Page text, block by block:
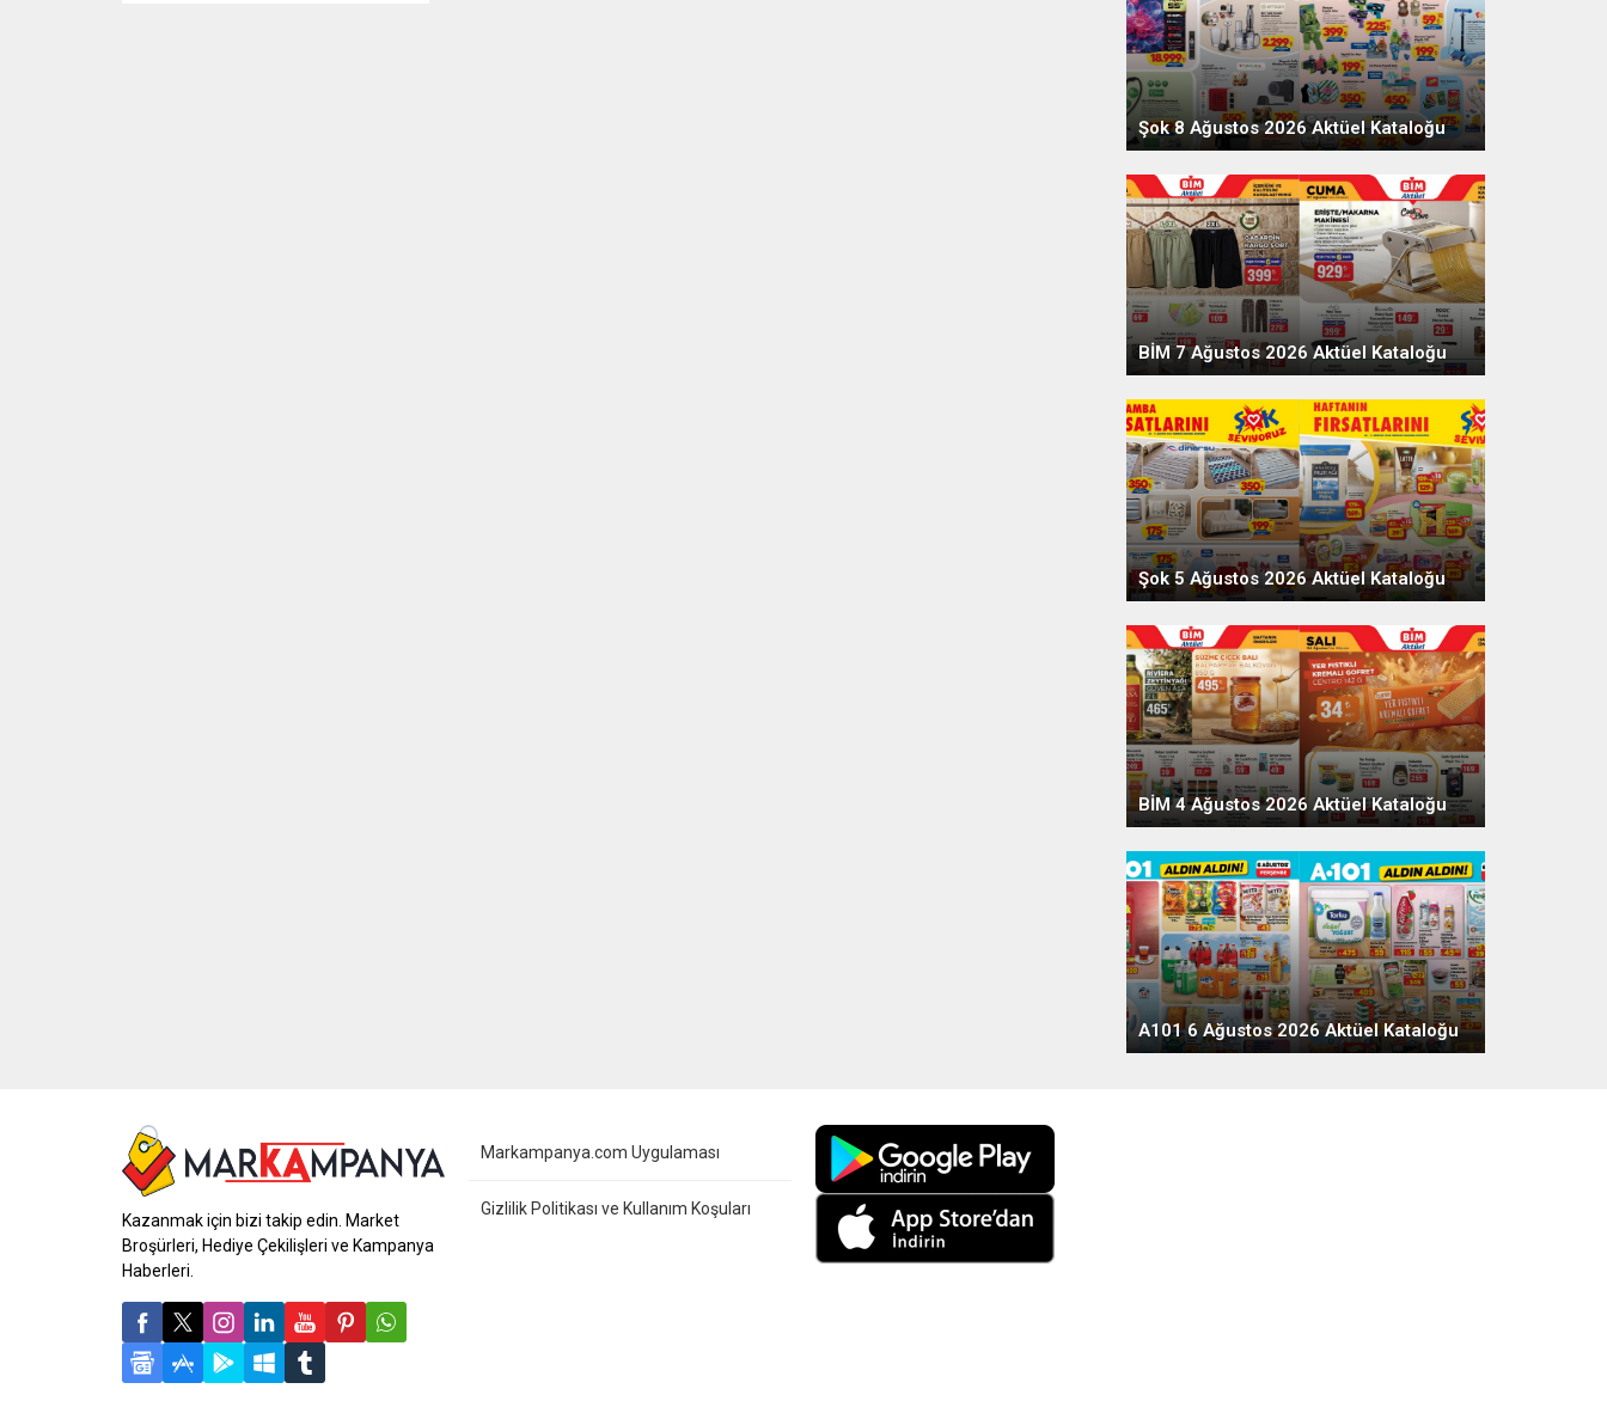
Şok 8 Ağustos 2026 Aktüel Kataloğu
BİM 7 Ağustos 2026 Aktüel Kataloğu
Şok 5 Ağustos 2026 Aktüel Kataloğu
BİM 4 Ağustos 2026 Aktüel Kataloğu
A101 6 Ağustos 2026 Aktüel Kataloğu
Kazanmak için bizi takip edin. Market
Broşürleri, Hediye Çekilişleri ve Kampanya
Haberleri.
Markampanya.com Uygulaması
Gizlilik Politikası ve Kullanım Koşuları